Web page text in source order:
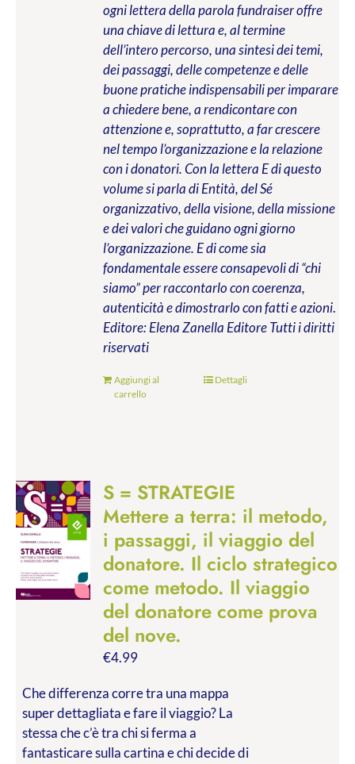
ogni lettera della parola fundraiser offre
una chiave di lettura e, al termine
dell’intero percorso, una sintesi dei temi,
dei passaggi, delle competenze e delle
buone pratiche indispensabili per imparare
a chiedere bene, a rendicontare con
attenzione e, soprattutto, a far crescere
nel tempo l’organizzazione e la relazione
con i donatori. Con la lettera E di questo
volume si parla di Entità, del Sé
organizzativo, della visione, della missione
e dei valori che guidano ogni giorno
l’organizzazione. E di come sia
fondamentale essere consapevoli di “chi
siamo” per raccontarlo con coerenza,
autenticità e dimostrarlo con fatti e azioni.
Editore: Elena Zanella EditoreTutti i diritti
riservati
Aggiungi al
carrello
Dettagli
S = STRATEGIE
Mettere a terra: il metodo,
i passaggi, il viaggio del
donatore. Il ciclo strategico
come metodo. Il viaggio
del donatore come prova
del nove.
€4.99
Che differenza corre tra una mappa
super dettagliata e fare il viaggio? La
stessa che c’è tra chi si ferma a
fantasticare sulla cartina e chi decide di